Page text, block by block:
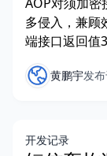
多侵入，兼顾
端接口返回值
黄鹏宇发
开发记录